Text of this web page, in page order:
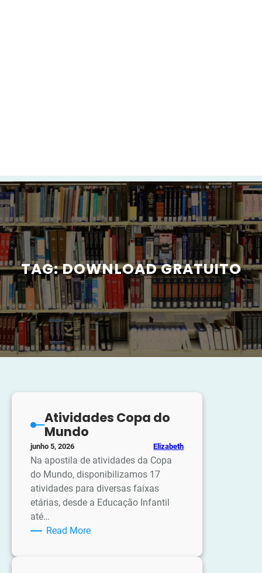
TAG:DOWNLOAD GRATUITO
Atividades Copa do
Mundo
junho 5, 2026 Elizabeth
Na apostila de atividades da Copa
do Mundo, disponibilizamos 17
atividades para diversas faixas
etárias, desde a Educação Infantil
até…
Read More: